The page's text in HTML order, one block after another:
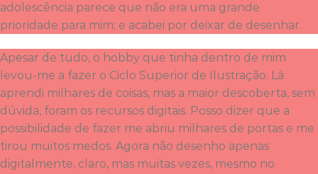
adolescência parece que não era uma grande
prioridade para mim; e acabei por deixar de desenhar.
Apesar de tudo, o hobby que tinha dentro de mim
levou-me a fazer o Ciclo Superior de Ilustração. Lá
aprendi milhares de coisas, mas a maior descoberta, sem
dúvida, foram os recursos digitais. Posso dizer que a
possibilidade de fazer me abriu milhares de portas e me
tirou muitos medos. Agora não desenho apenas
digitalmente, claro, mas muitas vezes, mesmo no